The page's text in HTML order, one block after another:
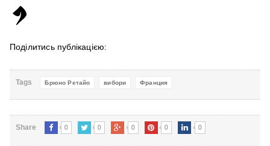
Поділитись публікацією:
Tags Брюно Ретайо вибори Франция
Share 0 0 0 0 0